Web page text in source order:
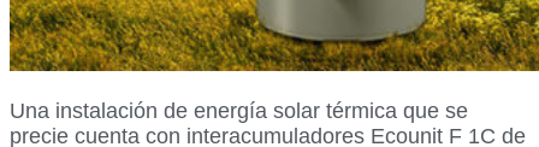
Una instalación de energía solar térmica que se
precie cuenta con interacumuladores Ecounit F 1C de